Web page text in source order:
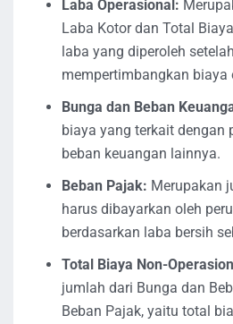
Laba Operasional:
Laba Kotor dan Total
laba yang diperoleh setelah
mempertimbangkan biaya
Bunga dan Beban
biaya yang terkait dengan
beban keuangan lainnya.
Beban Pajak: Merupakan
harus dibayarkan oleh
berdasarkan laba bersih
Total Biaya Non-
jumlah dari Bunga dan
Beban Pajak, yaitu total